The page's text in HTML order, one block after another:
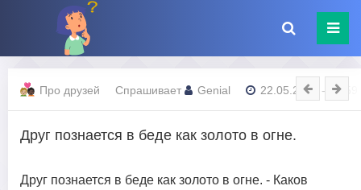
Про друзей Спрашивает Genial 22.05.2023 - 01:59
Друг познается в беде как золото в огне.
Друг познается в беде как золото в огне. - Каков